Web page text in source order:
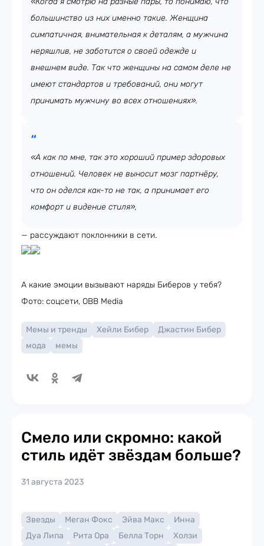
большинство из них именно такие. Женщина
симпатичная, внимательная к деталям, а мужчина
неряшлив, не заботится о своей одежде и
внешнем виде. Так что женщины на самом деле не
имеют стандартов и требований, они могут
принимать мужчину во всех отношениях».
«А как по мне, так это хороший пример здоровых
отношений. Человек не выносит мозг партнёру,
что он оделся как-то не так, а принимает его
комфорт и видение стиля»,
— рассуждают поклонники в сети.
А какие эмоции вызывают наряды Биберов у тебя?
Фото: соцсети, OBB Media
Мемы и тренды Хейли Бибер
Джастин Бибер
мода
мемы
Смело или скромно: какой
стиль идёт звёздам больше?
31 августа 2023
Звезды Меган Фокс Эйва Макс
Инна
Дуа Липа
Рита Ора Белла Торн
Холзи